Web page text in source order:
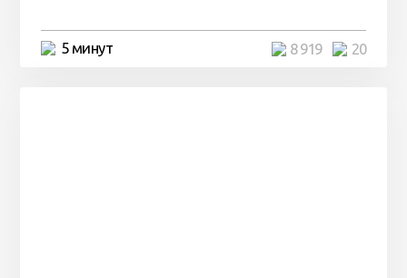
5 минут 20
8 919